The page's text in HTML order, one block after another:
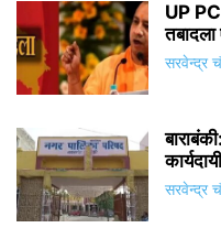
UP
सरवेन्द्र
सरवेन्द्र